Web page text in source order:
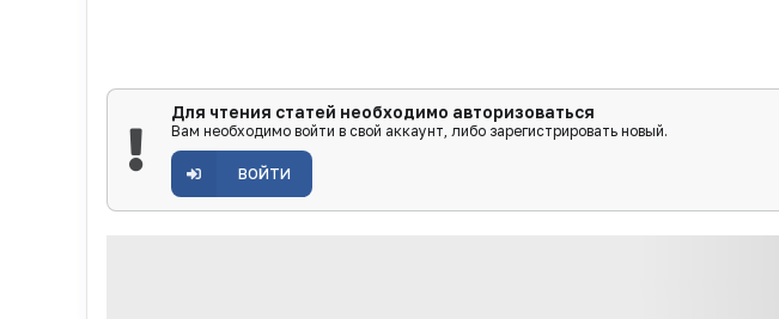
Для чтения статей необходимо авторизоваться
Вам необходимо войти в свой аккаунт, либо зарегистрировать новый.
ВОЙТИ